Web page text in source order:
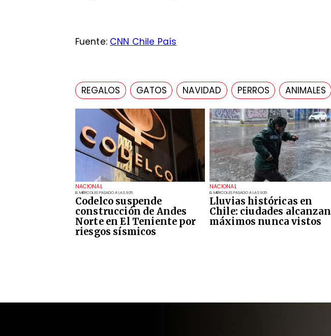
NACIONAL
EL MIÉRCOLES PASADO A LAS 9:35
Codelco suspende
construcción de Andes
Norte en El Teniente por
riesgos sísmicos
NACIONAL
EL MIÉRCOLES PASADO A LAS 9:35
Lluvias históricas en
Chile: ciudades alcanzan
máximos nunca vistos
Fuente: CNN Chile País
REGALOS GATOS NAVIDAD PERROS ANIMALES